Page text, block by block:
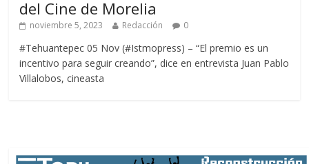
del Cine de Morelia
noviembre 5, 2023 Redacción 0
#Tehuantepec 05 Nov (#Istmopress) – “El premio es un
incentivo para seguir creando”, dice en entrevista Juan Pablo
Villalobos, cineasta